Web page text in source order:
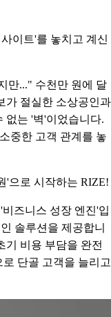
이트'를 놓치고 계신
만..." 수천만 원에 달
가 절실한 소상공인과
없는 '벽'이었습니다.
중한 고객 관계를 놓
'으로 시작하는 RIZE!
즈니스 성장 엔진'입
솔루션을 제공합니
기 비용 부담을 완전
단골 고객을 늘리고